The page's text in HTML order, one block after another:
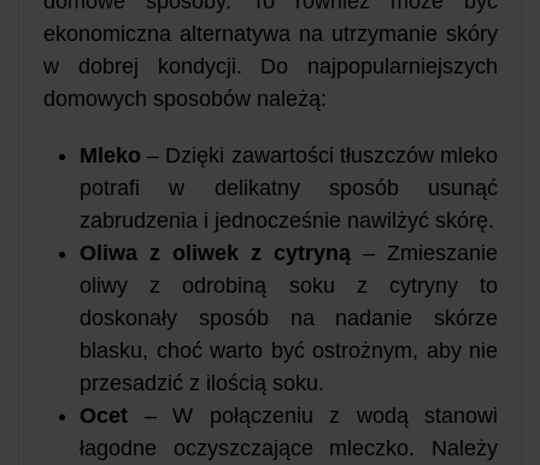
ekonomiczna alternatywa na utrzymanie skóry
w dobrej kondycji. Do najpopularniejszych
domowych sposobów należą:
Mleko – Dzięki zawartości tłuszczów mleko
potrafi w delikatny sposób usunąć
zabrudzenia i jednocześnie nawilżyć skórę.
Oliwa z oliwek z cytryną – Zmieszanie
oliwy z odrobiną soku z cytryny to
doskonały sposób na nadanie skórze
blasku, choć warto być ostrożnym, aby nie
przesadzić z ilością soku.
Ocet – W połączeniu z wodą stanowi
łagodne oczyszczające mleczko. Należy